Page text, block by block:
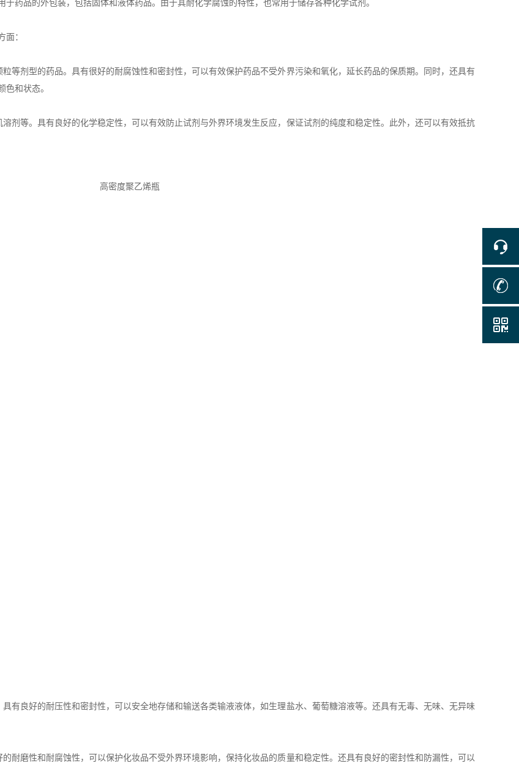
品的外包装，包括固体和液体药品。由于其耐化学腐蚀的特性，也常用于储存各种化学试剂。
：
剂型的药品。具有很好的耐腐蚀性和密封性，可以有效保护药品不受外界污染和氧化，延长药品的保质期。同时，还具有
和状态。
等。具有良好的化学稳定性，可以有效防止试剂与外界环境发生反应，保证试剂的纯度和稳定性。此外，还可以有效抵抗
良好的耐压性和密封性，可以安全地存储和输送各类输液液体，如生理盐水、葡萄糖溶液等。还具有无毒、无味、无异味
磨性和耐腐蚀性，可以保护化妆品不受外界环境影响，保持化妆品的质量和稳定性。还具有良好的密封性和防漏性，可以